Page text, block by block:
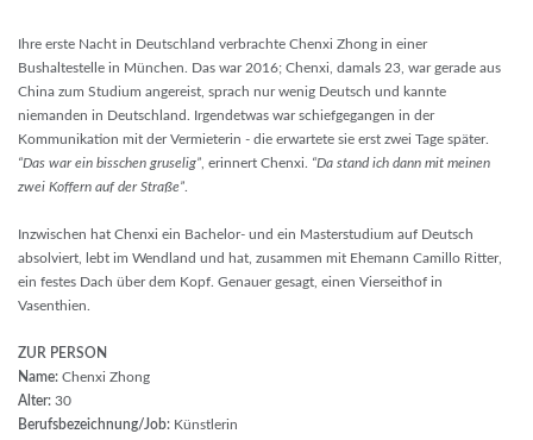
Ihre erste Nacht in Deutschland verbrachte Chenxi Zhong in einer
Bushaltestelle in München. Das war 2016; Chenxi, damals 23, war gerade aus
China zum Studium angereist, sprach nur wenig Deutsch und kannte
niemanden in Deutschland. Irgendetwas war schiefgegangen in der
Kommunikation mit der Vermieterin - die erwartete sie erst zwei Tage später.
“Das war ein bisschen gruselig”, erinnert Chenxi. “Da stand ich dann mit meinen
zwei Koffern auf der Straße”.
Inzwischen hat Chenxi ein Bachelor- und ein Masterstudium auf Deutsch
absolviert, lebt im Wendland und hat, zusammen mit Ehemann Camillo Ritter,
ein festes Dach über dem Kopf. Genauer gesagt, einen Vierseithof in
Vasenthien.
ZUR PERSON
Name: Chenxi Zhong
Alter: 30
Berufsbezeichnung/Job: Künstlerin